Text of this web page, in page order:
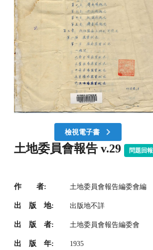
檢視電子書
土地委員會報告 v.29 問題回報
作 者: 土地委員會報告編委會編
出 版 地: 出版地不詳
出 版 者: 土地委員會報告編委會
出 版 年: 1935